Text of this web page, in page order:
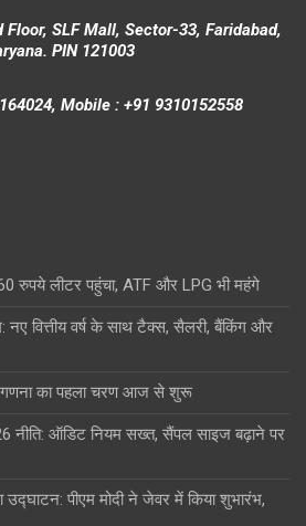
Floor, SLF Mall, Sector-33, Faridabad,
PIN 121003
Mobile : +91 9310152558
रुपये लीटर पहुंचा, ATF और LPG भी महंगे
वित्तीय वर्ष के साथ टैक्स, सैलरी, बैंकिंग और
का पहला चरण आज से शुरू
नीति: ऑडिट नियम सख्त, सैंपल साइज बढ़ाने पर
उद्घाटन: पीएम मोदी ने जेवर में किया शुभारंभ,